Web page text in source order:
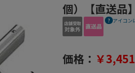
個）【直送品】
アイコン
価格： ￥3,451